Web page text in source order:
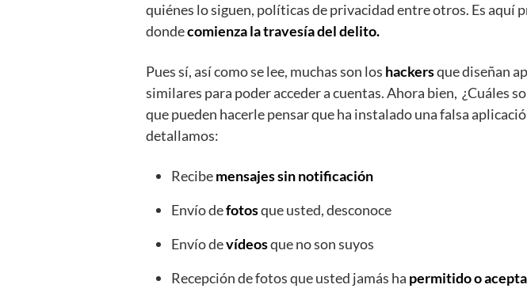
quiénes lo siguen, políticas de privacidad entre otros. Es aquí
dondecomienza la travesía del delito.
Pues sí, así como se lee, muchas son los hackersque diseñan
similares para poder acceder a cuentas. Ahora bien, ¿Cuáles
que pueden hacerle pensar que ha instalado una falsa
detallamos:
Recibemensajes sin notificación
Envío defotosque usted, desconoce
Envío devídeosque no son suyos
Recepción de fotos que usted jamás ha permitido o